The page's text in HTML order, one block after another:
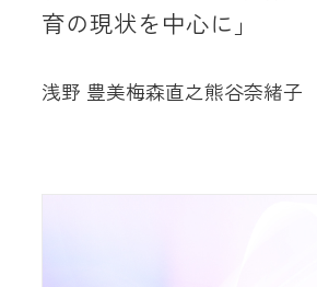
育の現状を中心に」
浅野 豊美梅森直之熊谷奈緒子